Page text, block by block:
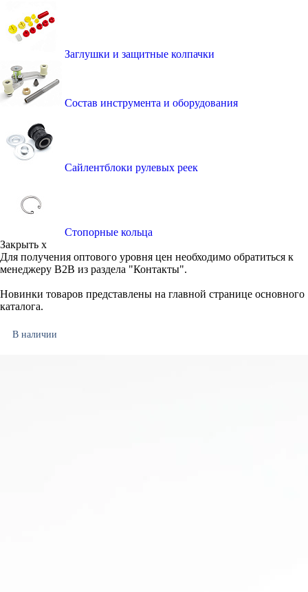
Заглушки и защитные колпачки
Состав инструмента и оборудования
Сайлентблоки рулевых реек
Стопорные кольца
Закрыть x
Для получения оптового уровня цен необходимо обратиться к
менеджеру B2B из раздела "Контакты".
Новинки товаров представлены на главной странице основного
каталога.
В наличии